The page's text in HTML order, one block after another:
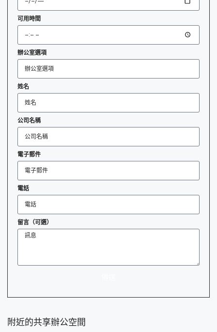
可用時間
辦公室選項
姓名
公司名稱
電子郵件
電話
留言（可選）
附近的共享辦公空間